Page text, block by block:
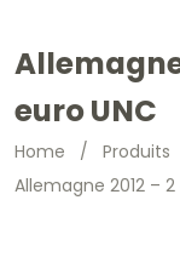
Allemagne
euro UNC
Home / Produits
Allemagne 2012 –